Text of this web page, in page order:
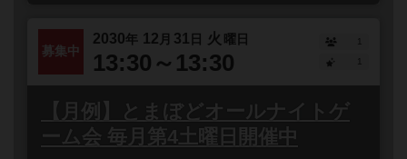
募集中
2030年 12 月 31 日 火 曜日
13:30～13:30
1
1
【月例】とまぼどオールナイトゲ
ーム会 毎月第4土曜日開催中